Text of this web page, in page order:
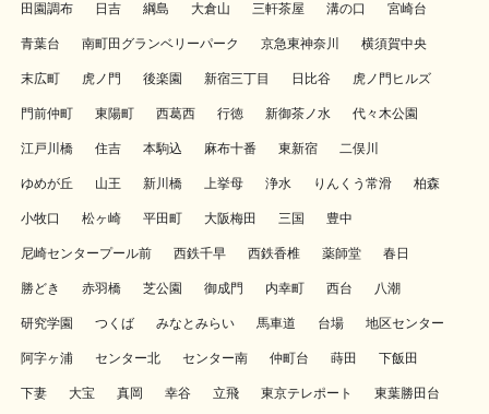
田園調布 日吉 綱島 大倉山 三軒茶屋 溝の口 宮崎台
青葉台 南町田グランベリーパーク 京急東神奈川 横須賀中央
末広町 虎ノ門 後楽園 新宿三丁目 日比谷 虎ノ門ヒルズ
門前仲町 東陽町 西葛西 行徳 新御茶ノ水 代々木公園
江戸川橋 住吉 本駒込 麻布十番 東新宿 二俣川
ゆめが丘 山王 新川橋 上挙母 浄水 りんくう常滑 柏森
小牧口 松ヶ崎 平田町 大阪梅田 三国 豊中
尼崎センタープール前 西鉄千早 西鉄香椎 薬師堂 春日
勝どき 赤羽橋 芝公園 御成門 内幸町 西台 八潮
研究学園 つくば みなとみらい 馬車道 台場 地区センター
阿字ヶ浦 センター北 センター南 仲町台 蒔田 下飯田
下妻 大宝 真岡 幸谷 立飛 東京テレポート 東葉勝田台